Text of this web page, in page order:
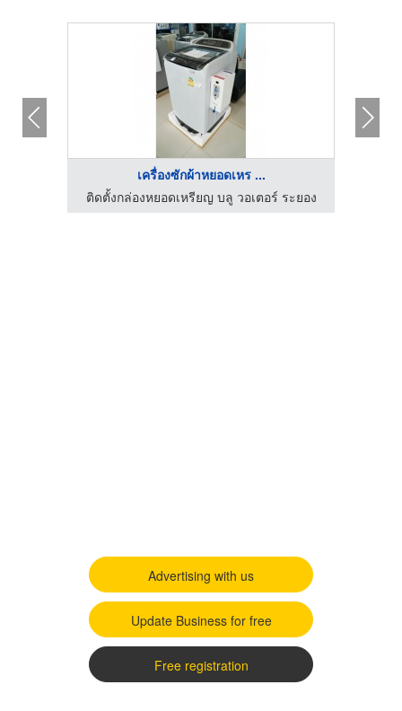
เครื่องซักผ้าหยอดเหร ...
ติดตั้งกล่องหยอดเหรียญ บลู วอเตอร์ ระยอง
Advertising with us
Update Business for free
Free registration